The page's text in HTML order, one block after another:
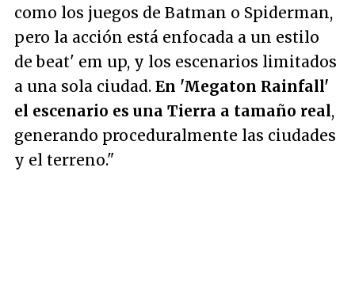
como los juegos de Batman o Spiderman,
pero la acción está enfocada a un estilo
de beat' em up, y los escenarios limitados
a una sola ciudad. En 'Megaton Rainfall'
el escenario es una Tierra a tamaño real,
generando proceduralmente las ciudades
y el terreno."